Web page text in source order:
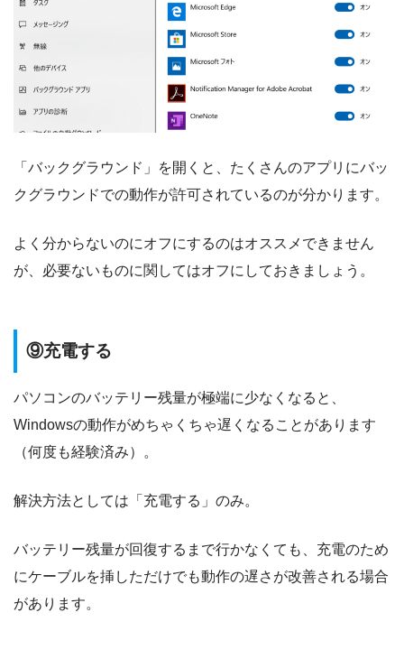
「バックグラウンド」を開くと、たくさんのアプリにバッ
クグラウンドでの動作が許可されているのが分かります。
よく分からないのにオフにするのはオススメできません
が、必要ないものに関してはオフにしておきましょう。
⑨充電する
パソコンのバッテリー残量が極端に少なくなると、
Windowsの動作がめちゃくちゃ遅くなることがあります
（何度も経験済み）。
解決方法としては「充電する」のみ。
バッテリー残量が回復するまで行かなくても、充電のため
にケーブルを挿しただけでも動作の遅さが改善される場合
があります。